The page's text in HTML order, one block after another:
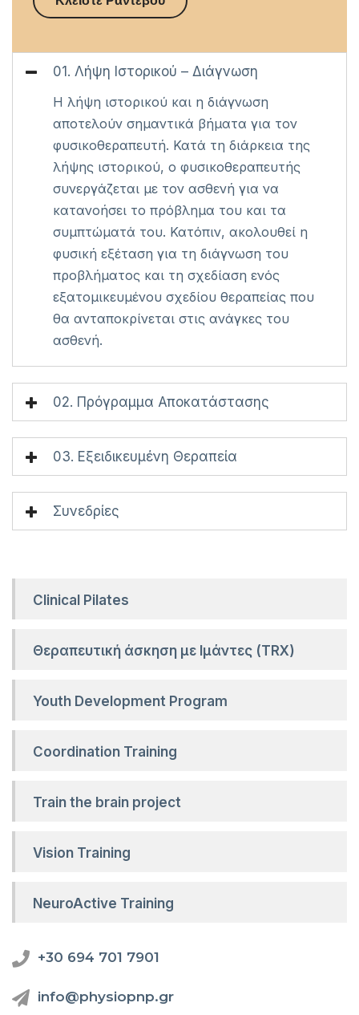
Clinical Pilates
Θεραπευτική άσκηση με Ιμάντες (TRX)
Youth Development Program
Coordination Training
Train the brain project
Vision Training
NeuroActive Training
+30 694 701 7901
info@physiopnp.gr
01. Λήψη Ιστορικού – Διάγνωση
Η λήψη ιστορικού και η διάγνωση
αποτελούν σημαντικά βήματα για τον
φυσικοθεραπευτή. Κατά τη διάρκεια της
λήψης ιστορικού, ο φυσικοθεραπευτής
συνεργάζεται με τον ασθενή για να
κατανοήσει το πρόβλημα του και τα
συμπτώματά του. Κατόπιν, ακολουθεί η
φυσική εξέταση για τη διάγνωση του
προβλήματος και τη σχεδίαση ενός
εξατομικευμένου σχεδίου θεραπείας που
θα ανταποκρίνεται στις ανάγκες του
ασθενή.
02. Πρόγραμμα Αποκατάστασης
03. Εξειδικευμένη Θεραπεία
Συνεδρίες